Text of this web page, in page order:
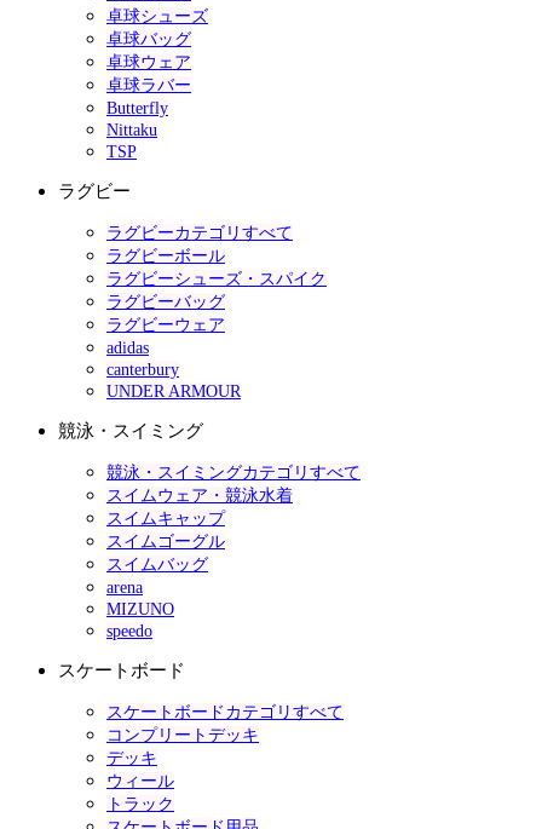
卓球シューズ
卓球バッグ
卓球ウェア
卓球ラバー
Butterfly
Nittaku
TSP
ラグビー
ラグビーカテゴリすべて
ラグビーボール
ラグビーシューズ・スパイク
ラグビーバッグ
ラグビーウェア
adidas
canterbury
UNDER ARMOUR
競泳・スイミング
競泳・スイミングカテゴリすべて
スイムウェア・競泳水着
スイムキャップ
スイムゴーグル
スイムバッグ
arena
MIZUNO
speedo
スケートボード
スケートボードカテゴリすべて
コンプリートデッキ
デッキ
ウィール
トラック